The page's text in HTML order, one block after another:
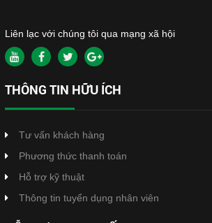
Liên lạc với chúng tôi qua mạng xã hội
THÔNG TIN HỮU ÍCH
Tư vấn khách hàng
Phương thức thanh toán
Hỗ trợ kỹ thuật
Thông tin tuyển dụng nhân viên